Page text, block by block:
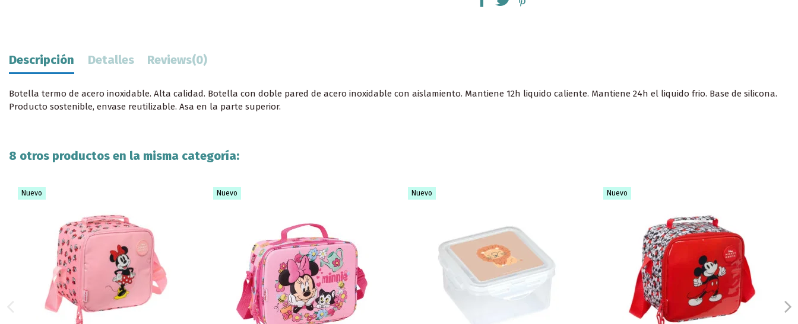
Descripción Detalles Reviews(0)
Botella termo de acero inoxidable. Alta calidad. Botella con doble pared de acero inoxidable con aislamiento. Mantiene 12h liquido caliente. Mantiene 24h el liquido frio. Base de silicona.
Producto sostenible, envase reutilizable. Asa en la parte superior.
8 otros productos en la misma categoría:
Nuevo Nuevo Nuevo Nuevo